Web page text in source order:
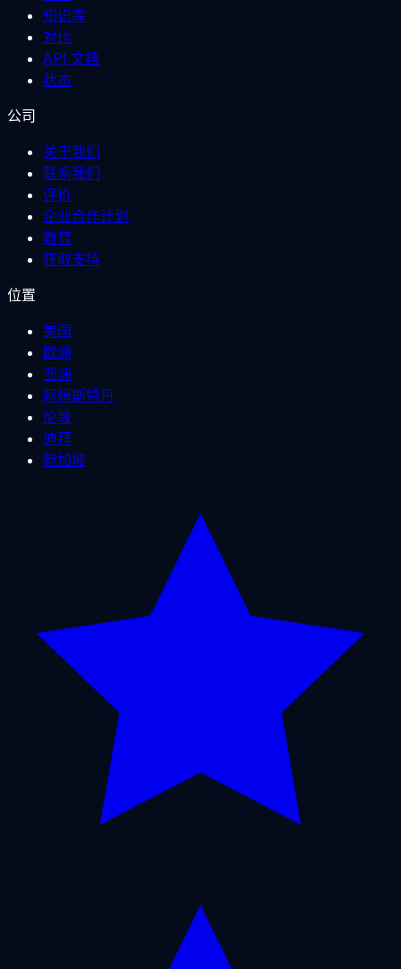
知识库
对比
API 文档
状态
公司
关于我们
联系我们
评价
企业合作计划
教育
获取支持
位置
美国
欧洲
亚洲
阿姆斯特丹
伦敦
迪拜
新加坡